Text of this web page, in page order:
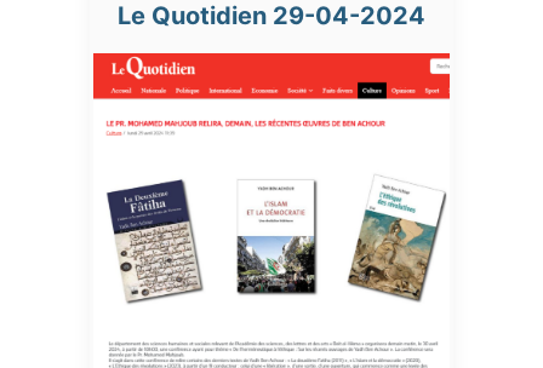
Le Quotidien 29-04-2024